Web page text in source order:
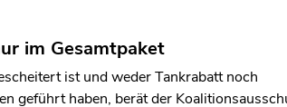
im Gesamtpaket
ist und weder Tankrabatt noch
geführt haben, berät der